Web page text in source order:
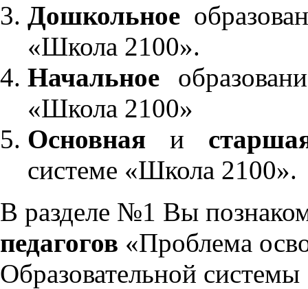
Дошкольное
«Школа 2100».
Начальное
«Школа 2100»
Основнаяи
системе «Школа 2100».
В разделе №1 Вы
педагогов «Проблема
Образовательной